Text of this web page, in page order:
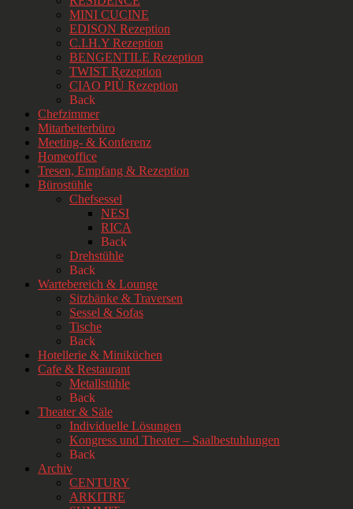
MINI CUCINE
EDISON Rezeption
C.I.H.Y Rezeption
BENGENTILE Rezeption
TWIST Rezeption
CIAO PIÙ Rezeption
Back
Chefzimmer
Mitarbeiterbüro
Meeting- & Konferenz
Homeoffice
Tresen, Empfang & Rezeption
Bürostühle
Chefsessel
NESI
RICA
Back
Drehstühle
Back
Wartebereich & Lounge
Sitzbänke & Traversen
Sessel & Sofas
Tische
Back
Hotellerie & Miniküchen
Cafe & Restaurant
Metallstühle
Back
Theater & Säle
Individuelle Lösungen
Kongress und Theater – Saalbestuhlungen
Back
Archiv
CENTURY
ARKITRE